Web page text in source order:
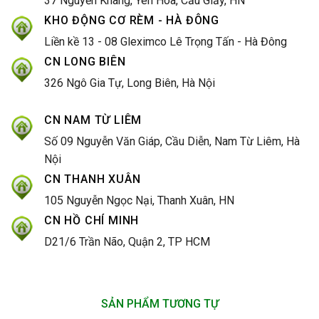
KHO ĐỘNG CƠ RÈM - HÀ ĐÔNG
Liền kề 13 - 08 Gleximco Lê Trọng Tấn - Hà Đông
CN LONG BIÊN
326 Ngô Gia Tự, Long Biên, Hà Nội
CN NAM TỪ LIÊM
Số 09 Nguyễn Văn Giáp, Cầu Diễn, Nam Từ Liêm, Hà
Nội
CN THANH XUÂN
105 Nguyễn Ngọc Nại, Thanh Xuân, HN
CN HỒ CHÍ MINH
D21/6 Trần Não, Quận 2, TP HCM
SẢN PHẨM TƯƠNG TỰ